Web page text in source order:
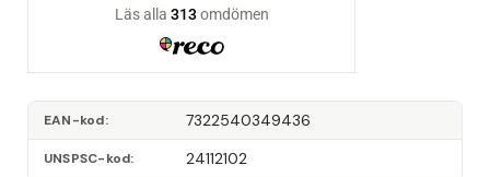
EAN-kod 7322540349436
UNSPSC-kod 24112102